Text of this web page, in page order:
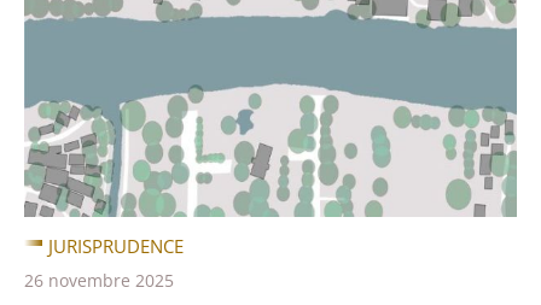
JURISPRUDENCE
26 novembre 2025